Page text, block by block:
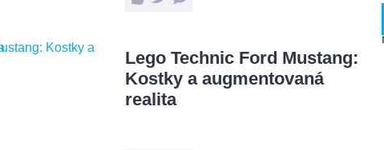
Lego Technic Ford Mustang:
Kostky a augmentovaná
realita